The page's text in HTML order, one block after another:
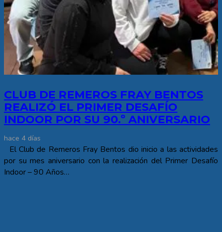
CLUB DE REMEROS FRAY BENTOS
REALIZÓ EL PRIMER DESAFÍO
INDOOR POR SU 90.º ANIVERSARIO
hace 4 días
El Club de Remeros Fray Bentos dio inicio a las actividades
por su mes aniversario con la realización del Primer Desafío
Indoor – 90 Años…